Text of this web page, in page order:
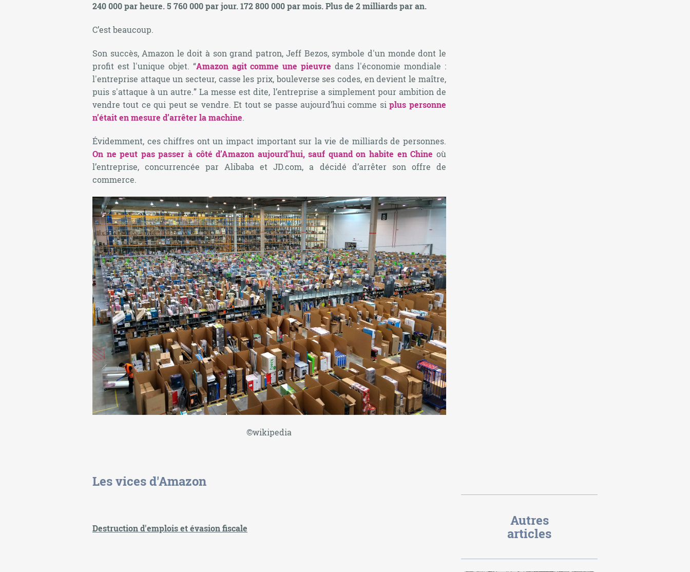
240 000 par heure. 5 760 000 par jour. 172 800 000 par mois. Plus de 2 milliards par an.
C’est beaucoup.
Son succès, Amazon le doit à son grand patron, Jeff Bezos, symbole d'un monde dont le
profit est l'unique objet. “Amazon agit comme une pieuvre dans l'économie mondiale :
l'entreprise attaque un secteur, casse les prix, bouleverse ses codes, en devient le maître,
puis s'attaque à un autre.” La messe est dite, l’entreprise a simplement pour ambition de
vendre tout ce qui peut se vendre. Et tout se passe aujourd’hui comme siplus personne
n’était en mesure d’arrêter la machine.
Évidemment, ces chiffres ont un impact important sur la vie de milliards de personnes.
On ne peut pas passer à côté d’Amazon aujourd’hui, sauf quand on habite en Chine où
l’entreprise, concurrencée par Alibaba et JD.com, a décidé d’arrêter son offre de
commerce.
©wikipedia
Les vices d'Amazon
Destruction d'emplois et évasion fiscale
Autres
articles